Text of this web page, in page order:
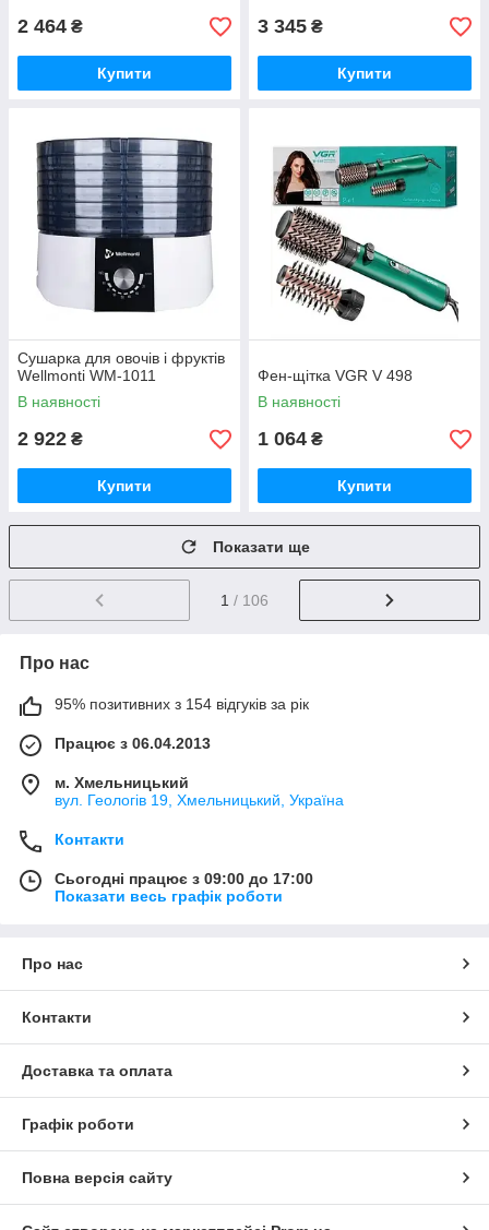
2 464 ₴
Купити
3 345 ₴
Купити
Сушарка для овочів і фруктів
Wellmonti WM-1011
В наявності
2 922 ₴
Купити
Фен-щітка VGR V 498
В наявності
1 064 ₴
Купити
Показати ще
1 / 106
Про нас
95% позитивних з 154 відгуків за рік
Працює з 06.04.2013
м. Хмельницький
вул. Геологів 19, Хмельницький, Україна
Контакти
Сьогодні працює з 09:00 до 17:00
Показати весь графік роботи
Про нас
Контакти
Доставка та оплата
Графік роботи
Повна версія сайту